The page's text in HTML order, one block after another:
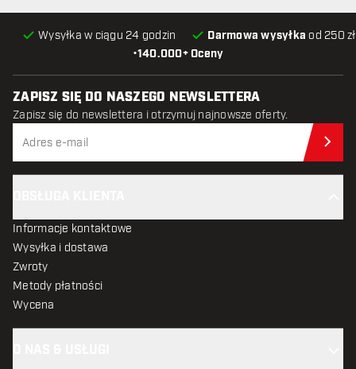
•140.000+ Oceny
Wysyłka w ciągu 24 godzin Darmowa wysyłka od 250
ZAPISZ SIĘ DO NASZEGO NEWSLETTERA
Zapisz się do newslettera i otrzymuj najnowsze oferty.
Informacje kontaktowe
Wysyłka i dostawa
Zwroty
Metody płatności
Wycena